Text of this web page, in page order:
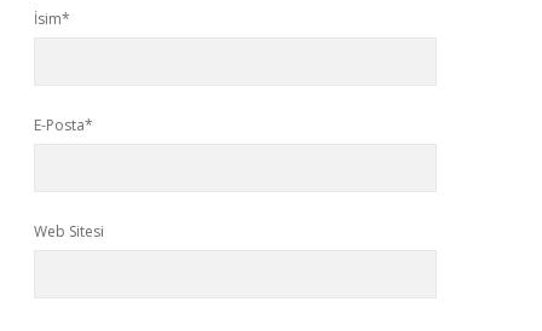
İsim*
E-Posta*
Web Sitesi